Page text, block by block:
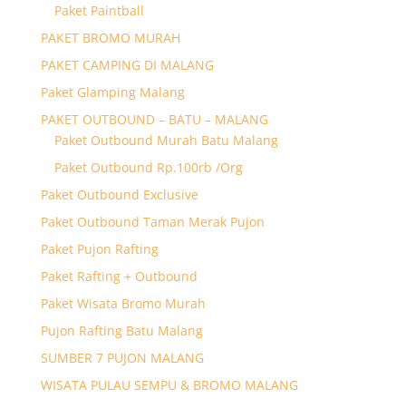
Paket Paintball
PAKET BROMO MURAH
PAKET CAMPING DI MALANG
Paket Glamping Malang
PAKET OUTBOUND – BATU – MALANG
Paket Outbound Murah Batu Malang
Paket Outbound Rp.100rb /Org
Paket Outbound Exclusive
Paket Outbound Taman Merak Pujon
Paket Pujon Rafting
Paket Rafting + Outbound
Paket Wisata Bromo Murah
Pujon Rafting Batu Malang
SUMBER 7 PUJON MALANG
WISATA PULAU SEMPU & BROMO MALANG